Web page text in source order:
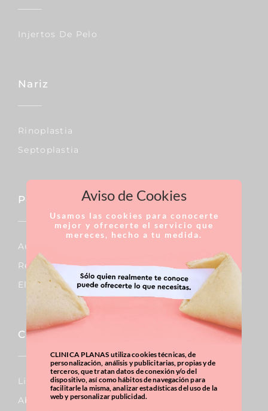
Injertos De Pelo
Nariz
Rinoplastia
Septoplastia
Pecho
Aumento De Pecho
Reducción De Pecho
Elevación De Pecho
Corporal
Lipo Vaser
Abdominoplastia
Aviso de Cookies
Usamos las cookies para conocerte
mejor y ofrecerte el servicio que
mereces, hecho a tu medida.
CLINICA PLANAS utiliza cookies técnicas, de
personalización, análisis y publicitarias, propias y de
terceros, que tratan datos de conexión y/o del
dispositivo, así como hábitos de navegación para
facilitarle la misma, analizar estadísticas del uso de la
web y personalizar publicidad.